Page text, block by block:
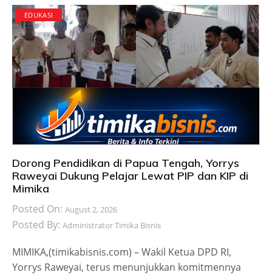
EDUKASI
Dorong Pendidikan di Papua Tengah, Yorrys
Raweyai Dukung Pelajar Lewat PIP dan KIP di
Mimika
Posted On: August 2, 2026
Posted By: Administrator Timika Bisnis
MIMIKA,(timikabisnis.com) – Wakil Ketua DPD RI,
Yorrys Raweyai, terus menunjukkan komitmennya